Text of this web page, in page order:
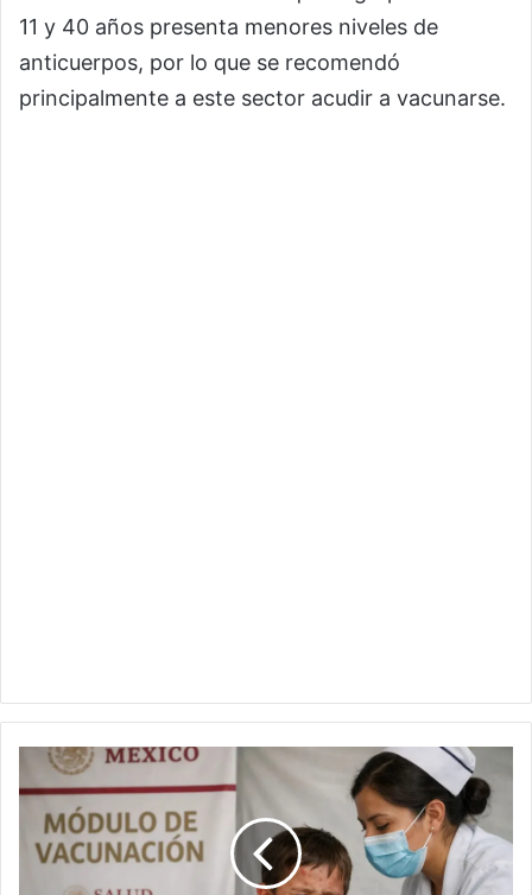
11 y 40 años presenta menores niveles de
anticuerpos, por lo que se recomendó
principalmente a este sector acudir a vacunarse.
Atención
personas
NO